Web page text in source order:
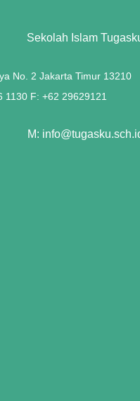
Sekolah Islam
No. 2 Jakarta Timur 13210
1130 F: +62 29629121
M: